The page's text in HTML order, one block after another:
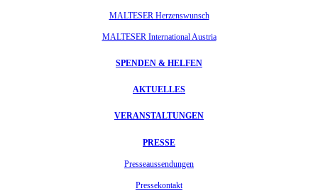
MALTESER Herzenswunsch
MALTESER International Austria
SPENDEN & HELFEN
AKTUELLES
VERANSTALTUNGEN
PRESSE
Presseaussendungen
Pressekontakt